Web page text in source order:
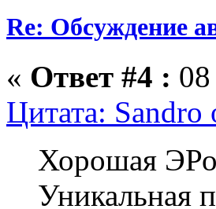
Re: Обсуждение
« Ответ #4 :
Цитата:
Хорошая
Уникальная